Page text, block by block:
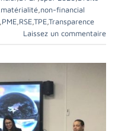
matérialité non-financial
PME RSE TPE Transparence
Laissez un commentaire